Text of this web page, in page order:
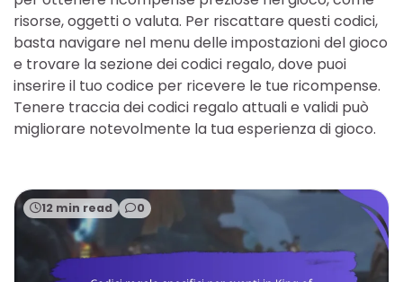
risorse, oggetti o valuta. Per riscattare questi codici,
basta navigare nel menu delle impostazioni del gioco
e trovare la sezione dei codici regalo, dove puoi
inserire il tuo codice per ricevere le tue ricompense.
Tenere traccia dei codici regalo attuali e validi può
migliorare notevolmente la tua esperienza di gioco.
12 min read 0